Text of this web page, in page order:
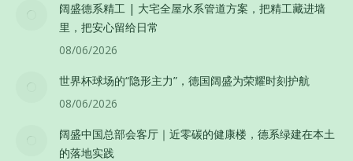
阔盛德系精工 | 大宅全屋水系管道方案，把精工藏进墙
里，把安心留给日常
08/06/2026
世界杯球场的“隐形主力”，德国阔盛为荣耀时刻护航
08/06/2026
阔盛中国总部会客厅｜近零碳的健康楼，德系绿建在本土
的落地实践